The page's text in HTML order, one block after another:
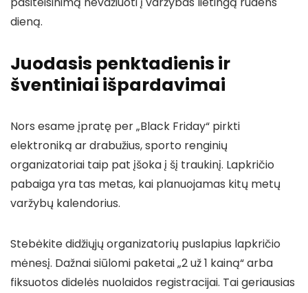
dieną.
Juodasis penktadienis ir
šventiniai išpardavimai
Nors esame įpratę per „Black Friday“ pirkti
elektroniką ar drabužius, sporto renginių
organizatoriai taip pat įšoka į šį traukinį. Lapkričio
pabaiga yra tas metas, kai planuojamas kitų metų
varžybų kalendorius.
Stebėkite didžiųjų organizatorių puslapius lapkričio
mėnesį. Dažnai siūlomi paketai „2 už 1 kainą“ arba
fiksuotos didelės nuolaidos registracijai. Tai geriausias